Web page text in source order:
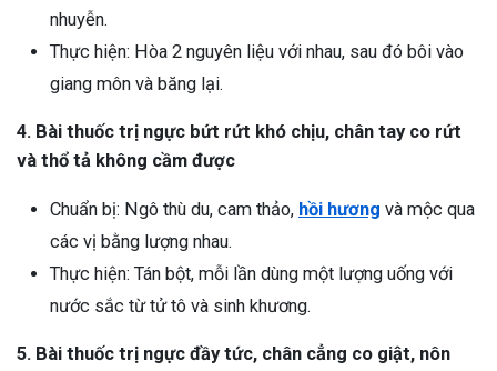
nhuyễn.
Thực hiện: Hòa 2 nguyên liệu với nhau, sau đó bôi vào
giang môn và băng lại.
4. Bài thuốc trị ngực bứt rứt khó chịu, chân tay co rứt
và thổ tả không cầm được
Chuẩn bị: Ngô thù du, cam thảo, hồi hương và mộc qua
các vị bằng lượng nhau.
Thực hiện: Tán bột, mỗi lần dùng một lượng uống với
nước sắc từ tử tô và sinh khương.
5. Bài thuốc trị ngực đầy tức, chân cẳng co giật, nôn